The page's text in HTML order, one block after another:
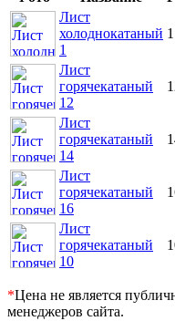
Лист
холоднокатаный
1
1
Лист
горячекатаный
12
Лист
горячекатаный
14
Лист
горячекатаный
16
Лист
горячекатаный
10
*Цена не является
менеджеров сайта.